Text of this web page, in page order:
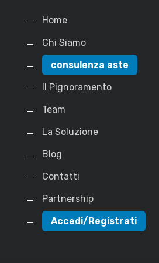
Home
Chi Siamo
consulenza aste
Il Pignoramento
Team
La Soluzione
Blog
Contatti
Partnership
Accedi/Registrati